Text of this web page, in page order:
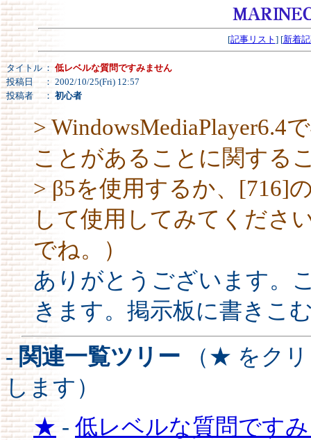
[記事リスト ] [新着
タイトル ： 低レベルな質問ですみません
投稿日
： 2002/10/25(Fri) 12:57
投稿者
： 初心者
> WindowsMediaPlayer6.4
ことがあることに関する
> β5を使用するか、[716]
して使用してみてくださ
でね。）
ありがとうございます。
きます。掲示板に書きこ
- 関連一覧ツリー （★ をク
します）
★ - 低レベルな質問です